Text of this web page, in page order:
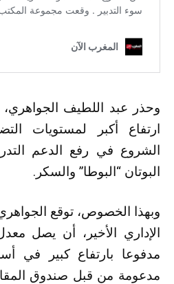
وحذر عبد اللطيف
الشروع في رفع الدعم
البوتان “البوطا” والسكر.
وبهذا الخصوص، توقع
مدفوعا بارتفاع كبير في
مدعومة من قبل صندوق